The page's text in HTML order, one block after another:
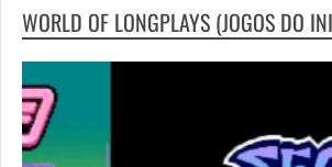
WORLD OF LONGPLAYS (JOGOS DO